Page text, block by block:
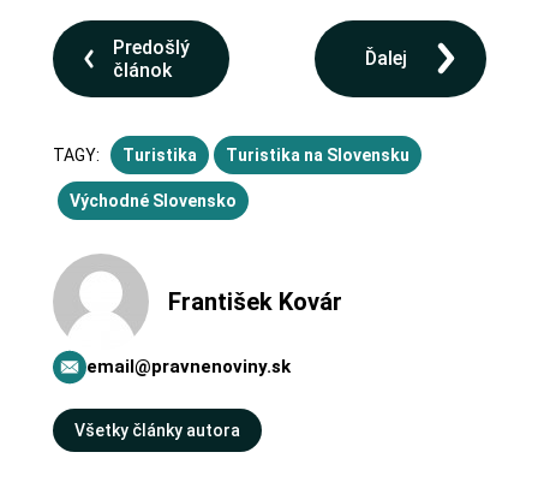
Predošlý
článok
Ďalej
TAGY: Turistika Turistika na Slovensku
Východné Slovensko
František Kovár
email@pravnenoviny.sk
Všetky články autora